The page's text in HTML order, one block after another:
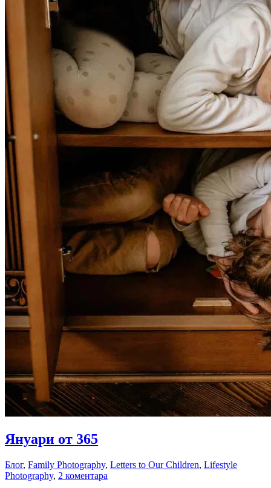
02.02.201804.02.2018
Януари от 365
Блог, Family Photography, Letters to Our Children, Lifestyle
Photography, 2 коментара